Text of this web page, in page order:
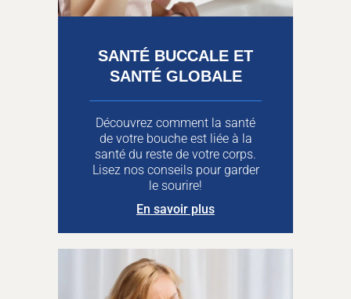
SANTÉ BUCCALE ET
SANTÉ GLOBALE
Découvrez comment la santé
de votre bouche est liée à la
santé du reste de votre corps.
Lisez nos conseils pour garder
le sourire!
En savoir plus